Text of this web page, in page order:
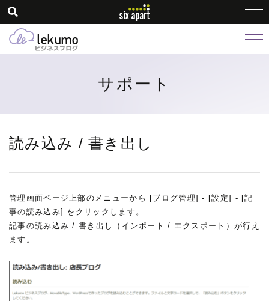
サポート
読み込み / 書き出し
管理画面ページ上部のメニューから [ブログ管理] - [設定] - [記
事の読み込み] をクリックします。
記事の読み込み / 書き出し（インポート / エクスポート）が行え
ます。